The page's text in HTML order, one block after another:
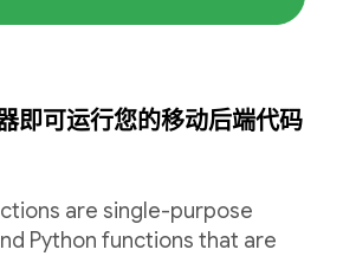
即可运行您的移动后端代码
are single-purpose
Python functions that are